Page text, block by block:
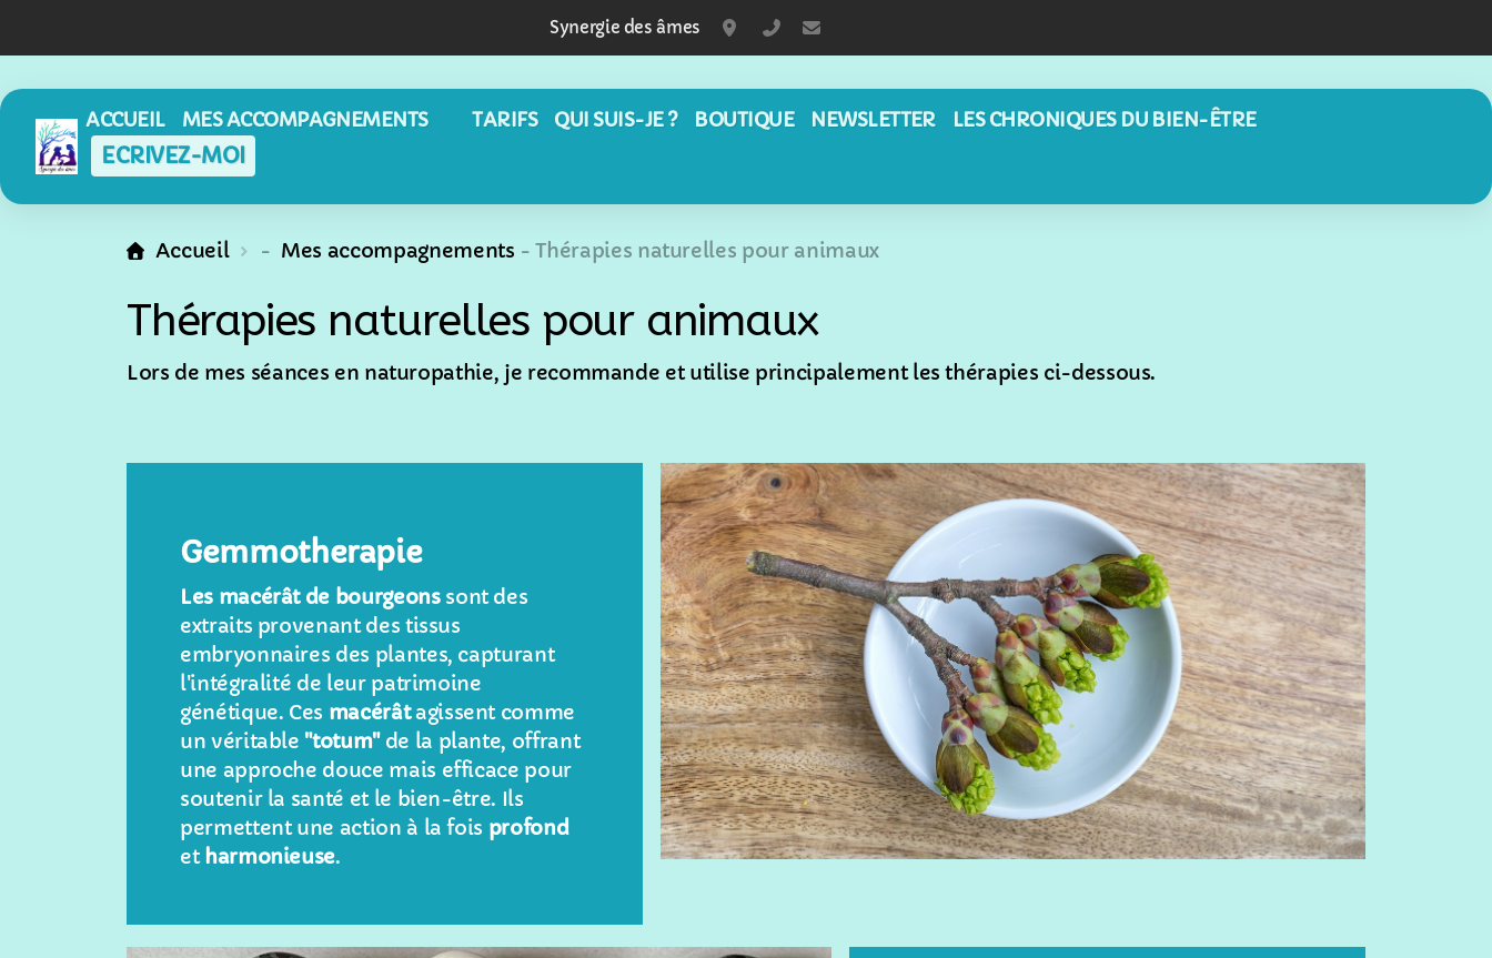
Synergie des âmes Ecublens - Fribourg
+41797525010
ACCUEIL MES ACCOMPAGNEMENTS TARIFS QUI SUIS-JE ? BOUTIQUE NEWSLETTER LES CHRONIQUES DU BIEN-ÊTRE
ECRIVEZ-MOI
Accueil - Mes accompagnements - Thérapies naturelles pour animaux
Thérapies naturelles pour animaux
Lors de mes séances en naturopathie, je recommande et utilise principalement les thérapies ci-dessous.
Gemmotherapie
Les macérât de bourgeonssont des
extraits provenant des tissus
embryonnaires des plantes, capturant
l'intégralité de leur patrimoine
génétique. Ces macérâtagissent comme
un véritable "totum"de la plante, offrant
une approche douce mais efficace pour
soutenir la santé et le bien-être. Ils
permettent une action à la fois profond
et harmonieuse.